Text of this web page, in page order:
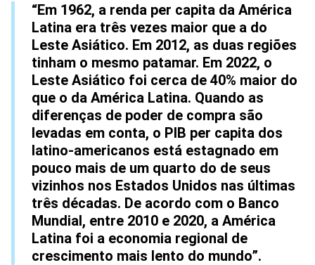
“Em 1962, a renda per capita da América
Latina era três vezes maior que a do
Leste Asiático. Em 2012, as duas regiões
tinham o mesmo patamar. Em 2022, o
Leste Asiático foi cerca de 40% maior do
que o da América Latina. Quando as
diferenças de poder de compra são
levadas em conta, o PIB per capita dos
latino-americanos está estagnado em
pouco mais de um quarto do de seus
vizinhos nos Estados Unidos nas últimas
três décadas. De acordo com o Banco
Mundial, entre 2010 e 2020, a América
Latina foi a economia regional de
crescimento mais lento do mundo”.